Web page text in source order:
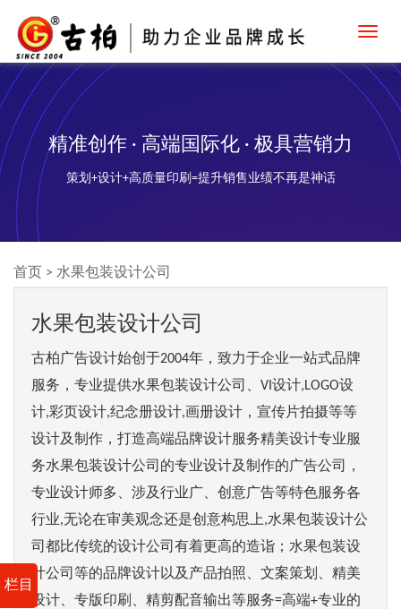
精准创作 · 高端国际化 · 极具营销力
策划+设计+高质量印刷=提升销售业绩不再是神话
栏目
首页 > 水果包装设计公司
水果包装设计公司
古柏广告设计始创于2004年，致力于企业一站式品牌
服务，专业提供水果包装设计公司、VI设计,LOGO设
计,彩页设计,纪念册设计,画册设计，宣传片拍摄等等
设计及制作，打造高端品牌设计服务精美设计专业服
务水果包装设计公司的专业设计及制作的广告公司，
专业设计师多、涉及行业广、创意广告等特色服务各
行业,无论在审美观念还是创意构思上,水果包装设计公
司都比传统的设计公司有着更高的造诣；水果包装设
计公司等的品牌设计以及产品拍照、文案策划、精美
设计、专版印刷、精剪配音输出等服务=高端+专业的